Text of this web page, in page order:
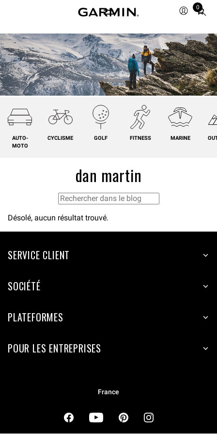
0
Total
in
cart:
0
AUTO-
MOTO
CYCLISME GOLF FITNESS MARINE
dan martin
Désolé, aucun résultat trouvé.
SERVICE CLIENT
SOCIÉTÉ
PLATEFORMES
POUR LES ENTREPRISES
France